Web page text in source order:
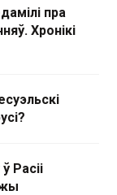
пра
Хронікі
Расіі